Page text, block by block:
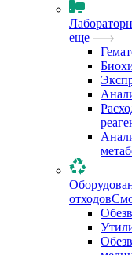
еще
отходов